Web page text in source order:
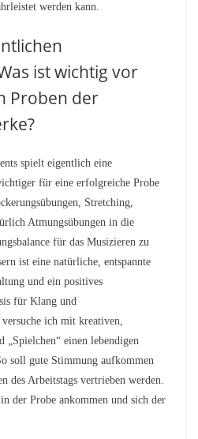
werden kann.
ist wichtig vor
Proben der
spielt eigentlich eine
für eine erfolgreiche Probe
Stretching,
Atmungsübungen in die
für das Musizieren zu
ist eine natürliche, entspannte
und ein positives
für Klang und
ich mit kreativen,
„Spielchen“ einen lebendigen
soll gute Stimmung aufkommen
des Arbeitstags vertrieben werden.
der Probe ankommen und sich der